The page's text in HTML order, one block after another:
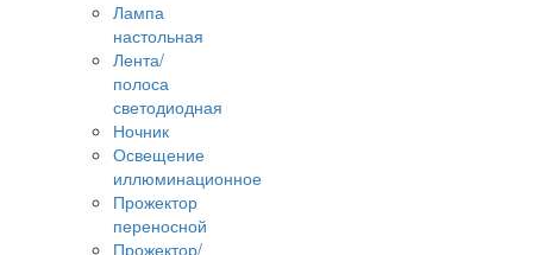
Лампа
настольная
Лента/
полоса
светодиодная
Ночник
Освещение
иллюминационное
Прожектор
переносной
Прожектор/